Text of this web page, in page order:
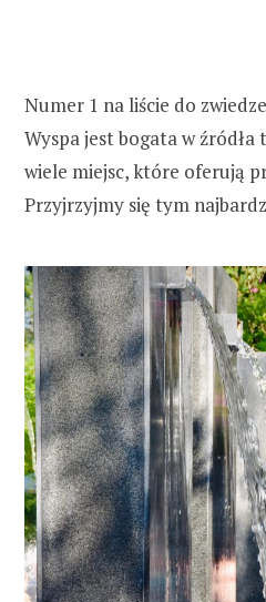
Numer 1 na liście do
Wyspa jest bogata w
wiele miejsc, które oferują
Przyjrzyjmy się tym